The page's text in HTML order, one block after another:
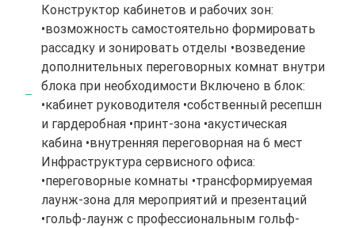
Конструктор кабинетов и рабочих зон:
•возможность самостоятельно формировать
рассадку и зонировать отделы •возведение
дополнительных переговорных комнат внутри
блока при необходимости Включено в блок:
•кабинет руководителя •собственный ресепшн
и гардеробная •принт-зона •акустическая
кабина •внутренняя переговорная на 6 мест
Инфраструктура сервисного офиса:
•переговорные комнаты •трансформируемая
лаунж-зона для мероприятий и презентаций
•гольф-лаунж с профессиональным гольф-